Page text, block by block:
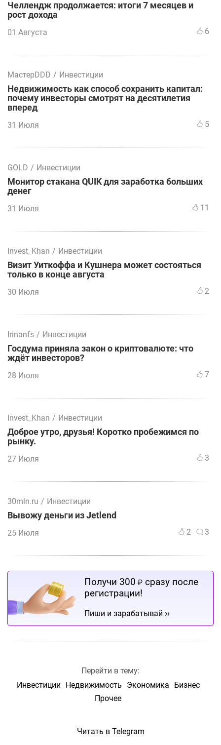
Челлендж продолжается: итоги 7 месяцев и
рост дохода
01 Августа 6
МастерDDD / Инвестиции
Недвижимость как способ сохранить капитал:
почему инвесторы смотрят на десятилетия
вперед
31 Июля 5
GOLD / Инвестиции
Монитор стакана QUIK для заработка больших
денег
31 Июля 11
Invest_Khan / Инвестиции
Визит Уиткоффа и Кушнера может состояться
только в конце августа
30 Июля 2
Irinanfs / Инвестиции
Госдума приняла закон о криптовалюте: что
ждёт инвесторов?
28 Июля 7
Invest_Khan / Инвестиции
Доброе утро, друзья! Коротко пробежимся по
рынку.
27 Июля 3
30mln.ru / Инвестиции
Вывожу деньги из Jetlend
25 Июля 2 3
Получи 300 ₽ сразу после
регистрации!
Пиши и зарабатывай ››
Перейти в тему:
Инвестиции
Недвижимость Экономика
Бизнес
Прочее
Читать в Telegram